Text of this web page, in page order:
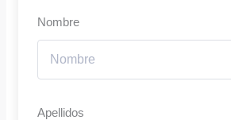
Nombre
Apellidos